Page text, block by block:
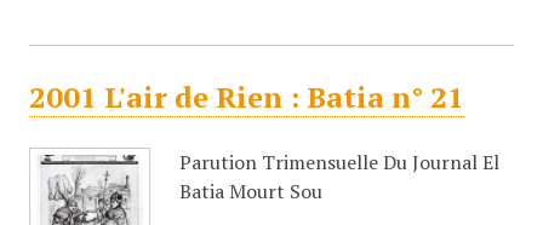
2001 L'air de Rien : Batia n° 21
Parution Trimensuelle Du Journal El
Batia Mourt Sou